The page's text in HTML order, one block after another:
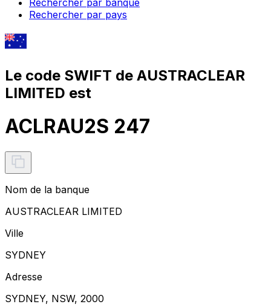
Rechercher par banque
Rechercher par pays
Le code SWIFT de AUSTRACLEAR
LIMITED est
ACLRAU2S 247
Nom de la banque
AUSTRACLEAR LIMITED
Ville
SYDNEY
Adresse
SYDNEY, NSW, 2000